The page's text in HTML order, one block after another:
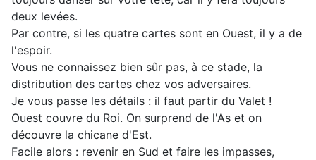
deux levées.
Par contre, si les quatre cartes sont en Ouest, il y a de
l'espoir.
Vous ne connaissez bien sûr pas, à ce stade, la
distribution des cartes chez vos adversaires.
Je vous passe les détails : il faut partir du Valet !
Ouest couvre du Roi. On surprend de l'As et on
découvre la chicane d'Est.
Facile alors : revenir en Sud et faire les impasses,